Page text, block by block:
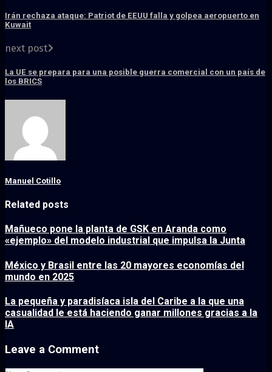
Irán rechaza ataque: Patriot de EEUU falla y golpea aeropuerto en
Kuwait
next post
La UE se prepara para una posible guerra comercial con un país de
los BRICS
Manuel Cotillo
Related posts
Mañueco pone la planta de GSK en Aranda como
«ejemplo» del modelo industrial que impulsa la Junta
México y Brasil entre las 20 mayores economías del
mundo en 2025
La pequeña y paradisíaca isla del Caribe a la que una
casualidad le está haciendo ganar millones gracias a la
IA
Leave a Comment